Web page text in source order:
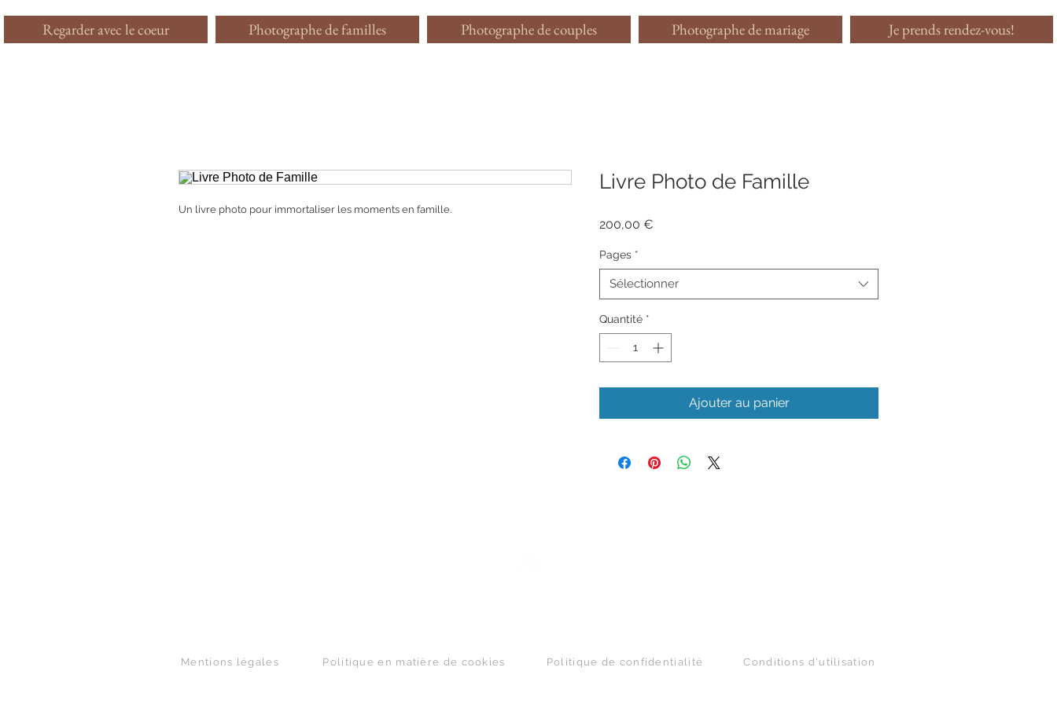
Regarder avec le coeur Photographe de familles Photographe de couples Photographe de mariage Je prends rendez-vous!
Un livre photo pour immortaliser les moments en famille.
Livre Photo de Famille
200,00 €
Pages *
Sélectionner
Quantité *
Ajouter au panier
Mentions légales Politique en matière de cookies Politique de confidentialité Conditions d'utilisation